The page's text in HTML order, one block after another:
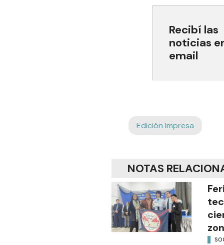
Recibí las
noticias
email
Edición Impresa
NOTAS